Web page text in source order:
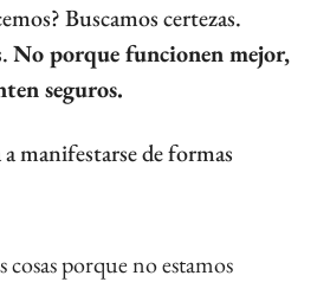
Buscamos certezas.
No porque funcionen mejor,
seguros.
manifestarse de formas
cosas porque no estamos